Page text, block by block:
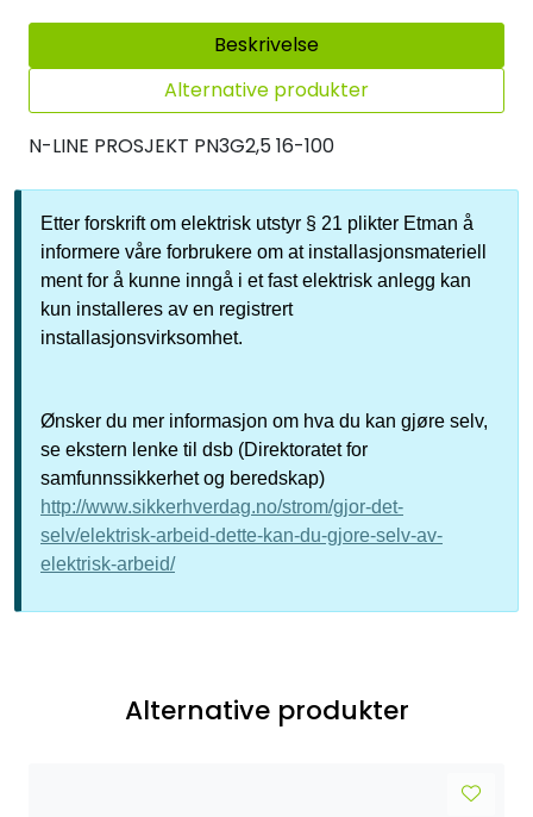
Beskrivelse
Alternative produkter
N-LINE PROSJEKT PN3G2,5 16-100
Etter forskrift om elektrisk utstyr § 21 plikter Etman å
informere våre forbrukere om at installasjonsmateriell
ment for å kunne inngå i et fast elektrisk anlegg kan
kun installeres av en registrert
installasjonsvirksomhet.
Ønsker du mer informasjon om hva du kan gjøre selv,
se ekstern lenke til dsb (Direktoratet for
samfunnssikkerhet og beredskap)
http://www.sikkerhverdag.no/strom/gjor-det-
selv/elektrisk-arbeid-dette-kan-du-gjore-selv-av-
elektrisk-arbeid/
Alternative produkter